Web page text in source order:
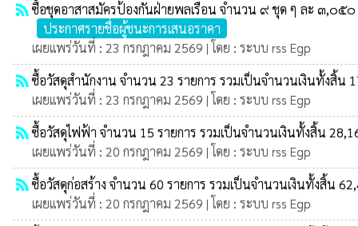
rss_feedซื้อชุดอาสาสมัครป้องกันฝ่ายพลเรือน จำนวน ๙ ชุด ๆ ละ ๓,๐๕
ประกาศรายชื่อผู้ชนะการเสนอราคา
เผยแพร่วันที่ : 23 กรกฎาคม 2569 | โดย : ระบบ rss Egp
rss_feedซื้อวัสดุสำนักงาน จำนวน 23 รายการ รวมเป็นจำนวนเงินทั้งสิ้
เผยแพร่วันที่ : 23 กรกฎาคม 2569 | โดย : ระบบ rss Egp
rss_feedซื้อวัสดุไฟฟ้า จำนวน 15 รายการ รวมเป็นจำนวนเงินทั้งสิ้น
เผยแพร่วันที่ : 20 กรกฎาคม 2569 | โดย : ระบบ rss Egp
rss_feedซื้อวัสดุก่อสร้าง จำนวน 60 รายการ รวมเป็นจำนวนเงินทั้งสิ้น
เผยแพร่วันที่ : 20 กรกฎาคม 2569 | โดย : ระบบ rss Egp